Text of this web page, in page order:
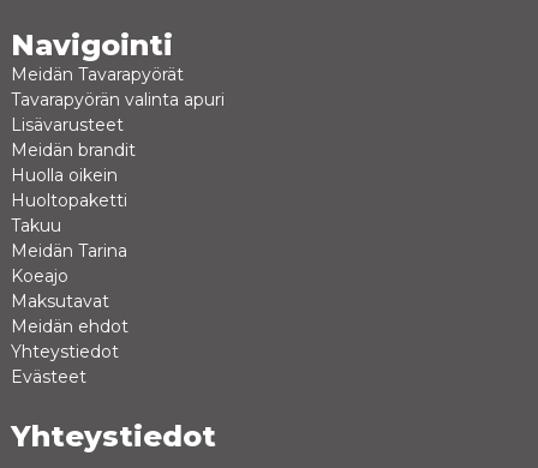
Navigointi
Meidän Tavarapyörät
Tavarapyörän valinta apuri
Lisävarusteet
Meidän brandit
Huolla oikein
Huoltopaketti
Takuu
Meidän Tarina
Koeajo
Maksutavat
Meidän ehdot
Yhteystiedot
Evästeet
Yhteystiedot